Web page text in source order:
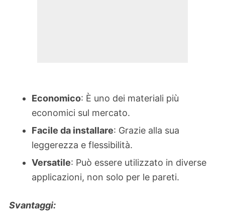
Economico: È uno dei materiali più
economici sul mercato.
Facile da installare: Grazie alla sua
leggerezza e flessibilità.
Versatile: Può essere utilizzato in diverse
applicazioni, non solo per le pareti.
Svantaggi: